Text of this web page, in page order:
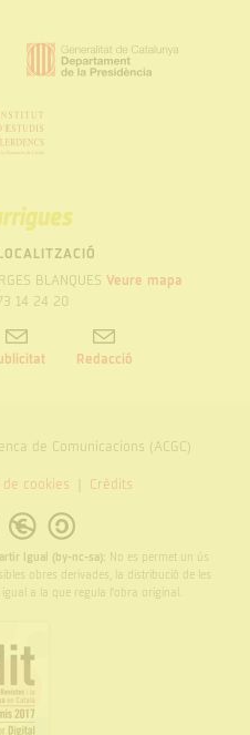
SOM
GARRIGUES
BLANQUES Veure mapa
14 24 20
Redacció
de Comunicacions (ACGC)
cookies Crèdits
Igual (by-nc-sa): No es permet un ús
obres derivades, la distribució de les
a la que regula l’obra original.